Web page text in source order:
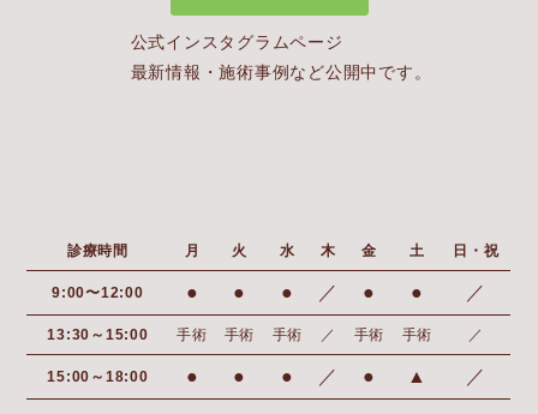
公式インスタグラムページ
最新情報・施術事例など公開中です。
診療時間 月 火 水 木 金 土 日・祝
9:00〜12:00 ● ● ● ／ ● ● ／
13:30～15:00 手術 手術 手術 ／ 手術 手術 ／
15:00～18:00 ● ● ● ／ ● ▲ ／